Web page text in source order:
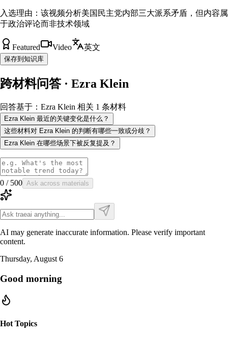
入选理由： 该视频分析美国民主党内部三大派系矛盾，但内容属
于政治评论而非技术领域
Featured Video 英文
保存到知识库
跨材料问答 · Ezra Klein
回答基于：Ezra Klein 相关 1 条材料
Ezra Klein 最近的关键变化是什么？
这些材料对 Ezra Klein 的判断有哪些一致或分歧？
Ezra Klein 在哪些场景下被反复提及？
0 / 500 Ask across materials
AI may generate inaccurate information. Please verify important
content.
Thursday, August 6
Good morning
Hot Topics